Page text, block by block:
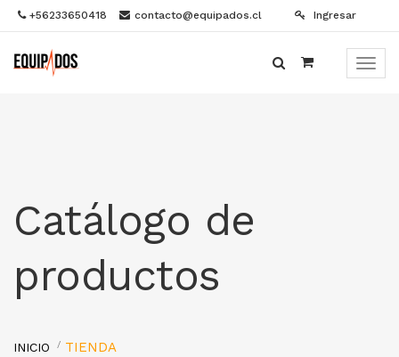
+56233650418 contacto@equipados.cl Ingresar
Menú
Catálogo de
productos
INICIO TIENDA